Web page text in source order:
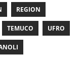
REGION
TEMUCO UFRO